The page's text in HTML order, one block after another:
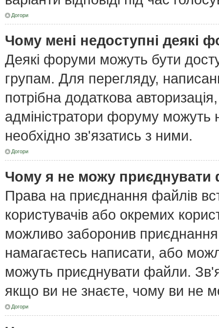
Догори
Чому мені недоступні деякі
Деякі форуми можуть бути
групам. Для перегляду,
потрібна додаткова
адміністратори форуму можуть
необхідно зв'язатись з ними.
Догори
Чому я не можу приєднувати
Права на приєднання файлів
користувачів або окремих
можливо заборонив
намагаєтесь написати, або
можуть приєднувати файли.
якщо ви не знаєте, чому ви не
Догори